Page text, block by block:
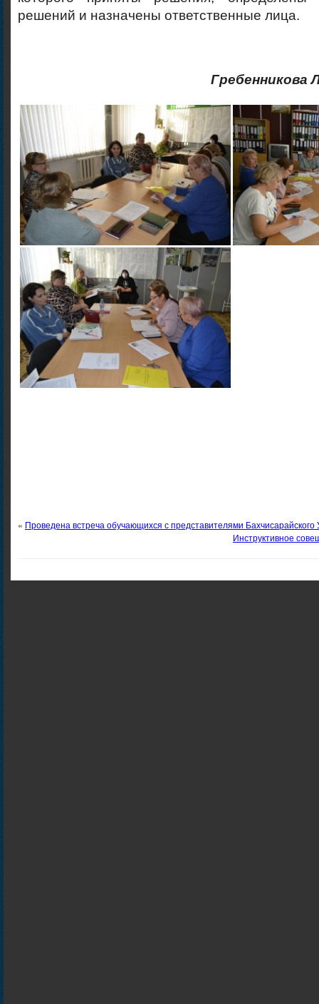
решений и назначены ответственные лица.
Гребенникова
« Проведена встреча обучающихся с представителями
Инструктивное